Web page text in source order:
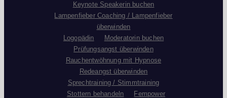
Keynote Speakerin buchen
Lampenfieber Coaching / Lampenfieber
überwinden
Logopädin
Moderatorin buchen
Prüfungsangst überwinden
Rauchentwöhnung mit Hypnose
Redeangst überwinden
Sprechtraining / Stimmtraining
Stottern behandeln
Fempower